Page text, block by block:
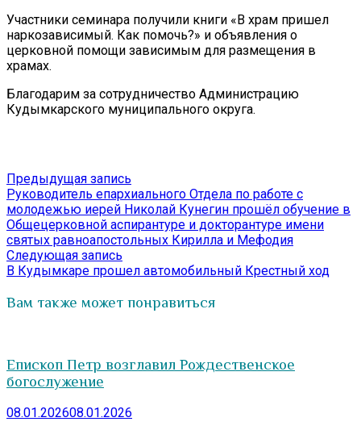
Участники семинара получили книги «В храм пришел
наркозависимый. Как помочь?» и объявления о
церковной помощи зависимым для размещения в
храмах.
Благодарим за сотрудничество Администрацию
Кудымкарского муниципального округа.
Навигация
по
записям
Предыдущая запись
запись:
Руководитель епархиального Отдела по работе с
молодежью иерей Николай Кунегин прошёл обучение в
Общецерковной аспирантуре и докторантуре имени
святых равноапостольных Кирилла и Мефодия
Следующая запись
запись:
В Кудымкаре прошел автомобильный Крестный ход
Вам также может понравиться
Епископ Петр возглавил Рождественское
богослужение
08.01.202608.01.2026